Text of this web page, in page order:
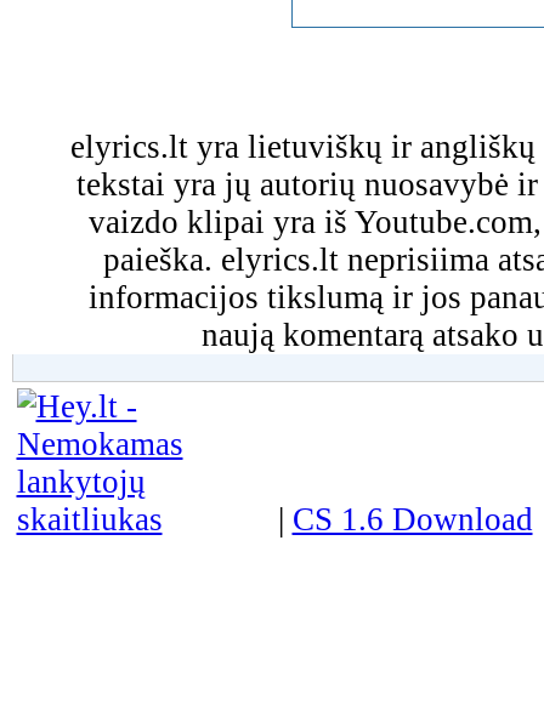
elyrics.lt yra lietuviškų ir angliškų
tekstai yra jų autorių nuosavybė
vaizdo klipai yra iš
paieška. elyrics.lt neprisiima
informacijos tikslumą ir jos
naują komentarą atsako
| CS 1.6 Download